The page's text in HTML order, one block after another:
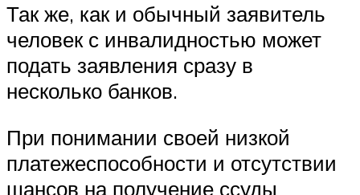
Так же, как и обычный заявитель
человек с инвалидностью может
подать заявления сразу в
несколько банков.
При понимании своей низкой
платежеспособности и отсутствии
шансов на получение ссуды